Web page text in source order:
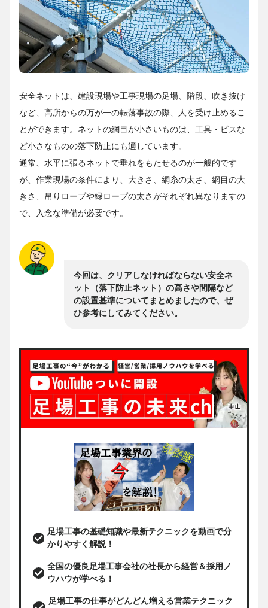
安全ネットは、建設現場や工事現場の足場、階段、吹き抜け
など、高所からの万が一の転落事故の際、人を受け止めるこ
とができます。ネットの網目が小さいものは、工具・ビスな
ど小さなものの落下防止にも適しています。
通常、水平に張るネットで垂れをもたせるのが一般的です
が、作業現場の条件により、大きさ、網糸の太さ、網目の大
きさ、吊りロープや緑ロープの太さがそれぞれ異なりますの
で、入念な準備が必要です。
今回は、クリアしなければならない安全ネ
ット（落下防止ネット）の高さや間隔など
の設置基準についてまとめましたので、ぜ
ひ参考にしてみてください。
足場工事の基礎知識や最新テクニックを動画で分
かりやすく解説！
全国の優良足場工事会社の社長から経営＆採用ノ
ウハウが学べる！
足場工事の仕事がどんどん増える営業テクニック